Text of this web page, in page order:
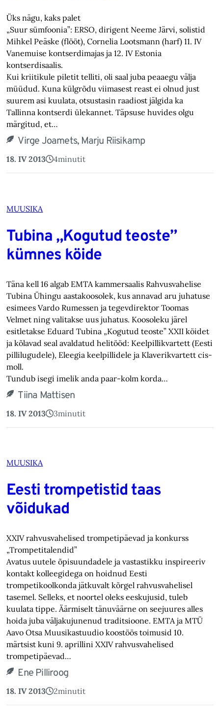
Üks nägu, kaks palet
„Suur sümfoonia”: ERSO, dirigent Neeme Järvi, solistid
Mihkel Peäske (flööt), Cornelia Lootsmann (harf) 11. IV
Vanemuise kontserdimajas ja 12. IV Estonia
kontserdisaalis.
Kui kriitikule piletit telliti, oli saal juba peaaegu välja
müüdud. Kuna külgrõdu viimasest reast ei olnud just
suurem asi kuulata, otsustasin raadiost jälgida ka
Tallinna kontserdi ülekannet. Täpsuse huvides olgu
märgitud, et…
Virge Joamets, Marju Riisikamp
18. IV 2013 4minutit
MUUSIKA
Tubina „Kogutud teoste”
kümnes köide
Täna kell 16 algab EMTA kammersaalis Rahvusvahelise
Tubina Ühingu aastakoosolek, kus annavad aru juhatuse
esimees Vardo Rumessen ja tegevdirektor Toomas
Velmet ning valitakse uus juhatus. Koosoleku järel
esitletakse Eduard Tubina „Kogutud teoste” XXII köidet
ja kõlavad seal avaldatud helitööd: Keelpillikvartett (Eesti
pillilugudele), Eleegia keelpillidele ja Klaverikvartett cis-
moll.
Tundub isegi imelik anda paar-kolm korda…
Tiina Mattisen
18. IV 2013 3minutit
MUUSIKA
Eesti trompetistid taas
võidukad
XXIV rahvusvahelised trompetipäevad ja konkurss
„Trompetitalendid”
Avatus uutele õpisuundadele ja vastastikku inspireeriv
kontakt kolleegidega on hoidnud Eesti
trompetikoolkonda jätkuvalt kõrgel rahvusvahelisel
tasemel. Selleks, et noortel oleks eeskujusid, tuleb
kuulata tippe. Äärmiselt tänuväärne on seejuures alles
hoida juba väljakujunenud traditsioone. EMTA ja MTÜ
Aavo Otsa Muusikastuudio koostöös toimusid 10.
märtsist kuni 9. aprillini XXIV rahvusvahelised
trompetipäevad…
Ene Pilliroog
18. IV 2013 2minutit